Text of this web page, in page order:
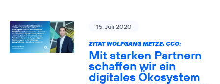
15. Juli 2020
ZITAT WOLFGANG METZE, CCO:
Mit starken Partnern
schaffen wir ein
digitales Ökosystem